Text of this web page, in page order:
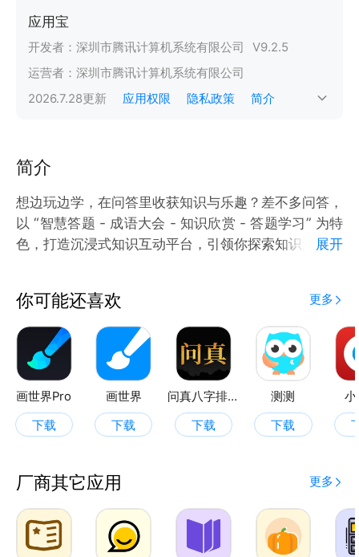
应用宝
开发者： 深圳市腾讯计算机系统有限公司 V9.2.5
运营者： 深圳市腾讯计算机系统有限公司
2026.7.28更新 应用权限 隐私政策 简介
简介
想边玩边学，在问答里收获知识与乐趣？差不多问答，
以 “智慧答题 - 成语大会 - 知识欣赏 - 答题学习” 为特
色，打造沉浸式知识互动平台，引领你探索知识海洋，
展开
你可能还喜欢 更多
画世界Pro
下载
画世界
下载
问真八字排盘
下载
测测
下载
厂商其它应用 更多